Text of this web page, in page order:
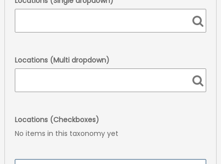
Locations (Multi dropdown)
Locations (Checkboxes)
No items in this taxonomy yet